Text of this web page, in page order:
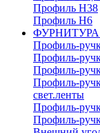
Профиль H38
Профиль H6
Профиль-
Профиль-
Профиль-
Профиль-
свет.ленты
Профиль-
Профиль-